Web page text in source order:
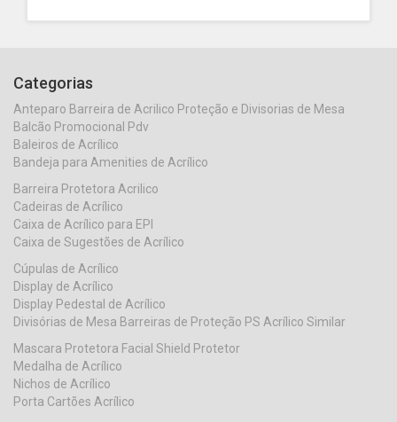
Categorias
Anteparo Barreira de Acrilico Proteção e Divisorias de Mesa
Balcão Promocional Pdv
Baleiros de Acrílico
Bandeja para Amenities de Acrílico
Barreira Protetora Acrilico
Cadeiras de Acrílico
Caixa de Acrílico para EPI
Caixa de Sugestões de Acrílico
Cúpulas de Acrílico
Display de Acrílico
Display Pedestal de Acrílico
Divisórias de Mesa Barreiras de Proteção PS Acrílico Similar
Mascara Protetora Facial Shield Protetor
Medalha de Acrílico
Nichos de Acrílico
Porta Cartões Acrílico